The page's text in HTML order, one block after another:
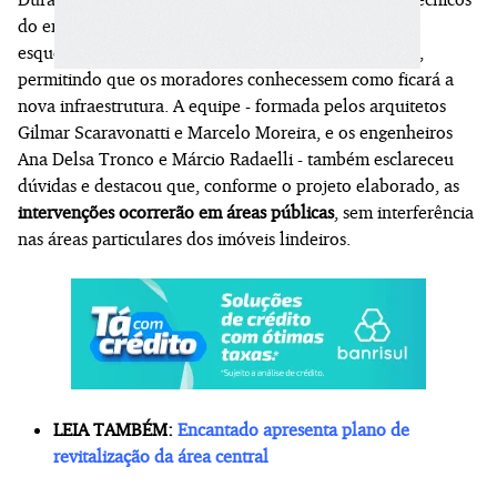
do empreendimento por meio de plantas, cortes
esquemáticos, imagens em 3D e perspectivas da obra,
permitindo que os moradores conhecessem como ficará a
nova infraestrutura. A equipe - formada pelos arquitetos
Gilmar Scaravonatti e Marcelo Moreira, e os engenheiros
Ana Delsa Tronco e Márcio Radaelli - também esclareceu
dúvidas e destacou que, conforme o projeto elaborado, as
intervenções ocorrerão em áreas públicas, sem interferência
nas áreas particulares dos imóveis lindeiros.
LEIA TAMBÉM: Encantado apresenta plano de
revitalização da área central